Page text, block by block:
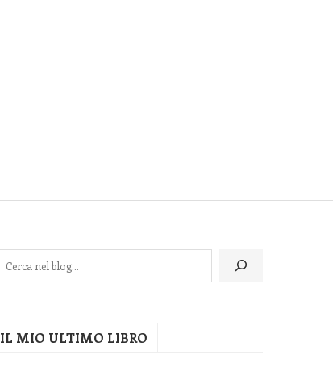
IL MIO ULTIMO LIBRO